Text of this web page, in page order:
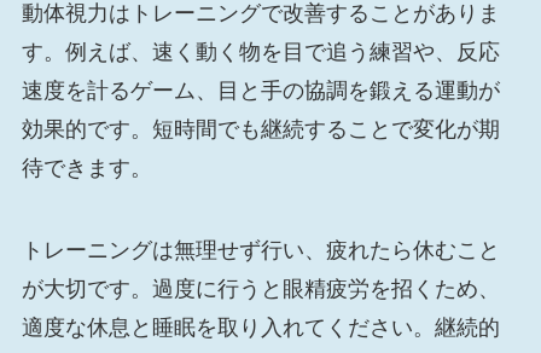
動体視力はトレーニングで改善することがありま
す。例えば、速く動く物を目で追う練習や、反応
速度を計るゲーム、目と手の協調を鍛える運動が
効果的です。短時間でも継続することで変化が期
待できます。
トレーニングは無理せず行い、疲れたら休むこと
が大切です。過度に行うと眼精疲労を招くため、
適度な休息と睡眠を取り入れてください。継続的